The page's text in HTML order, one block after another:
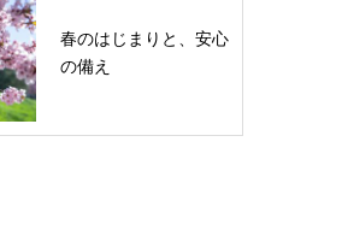
春のはじまりと、安心
の備え